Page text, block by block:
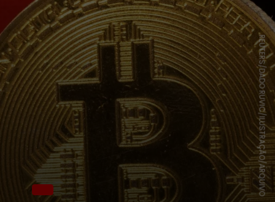
REUTERS/DADO RUVIC/ILUSTRAÇÃO/ARQUIVO